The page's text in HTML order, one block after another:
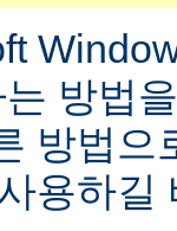
방법
방법
용하길